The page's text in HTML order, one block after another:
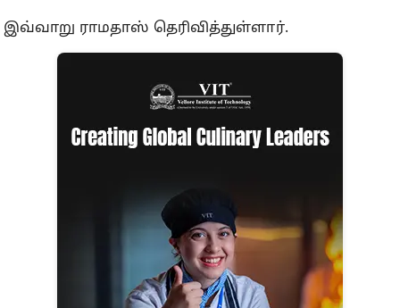
இவ்வாறு ராமதாஸ் தெரிவித்துள்ளார்.